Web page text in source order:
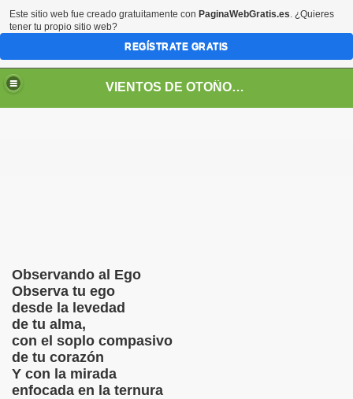
VIENTOS DE OTOÑO POR FANNY JEM WONG
Observando al Ego
Observa tu ego
desde la levedad
de tu alma,
con el soplo compasivo
de tu corazón
Y con la mirada
enfocada en la ternura
-EDUCACIÓN -UNIVERSIDADES- ARTE-
LIBRES
Este sitio web fue creado gratuitamente con PaginaWebGratis.es. ¿Quieres
tener tu propio sitio web?
REGÍSTRATE GRATIS